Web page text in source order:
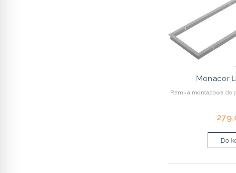
Monacor
Ramka montażowa do
Do